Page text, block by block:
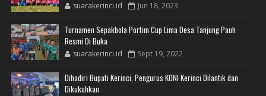
suarakerinci.id Jun 18, 2023
Turnamen Sepakbola Portim Cup Lima Desa Tanjung Pauh
Resmi Di Buka
suarakerinci.id Sept 19, 2022
Dihadiri Bupati Kerinci, Pengurus KONI Kerinci Dilantik dan
Dikukuhkan